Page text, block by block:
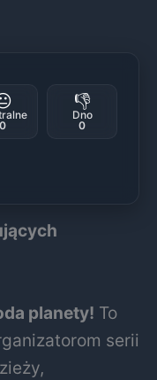
0
👎
Dno
0
planety! To
serii